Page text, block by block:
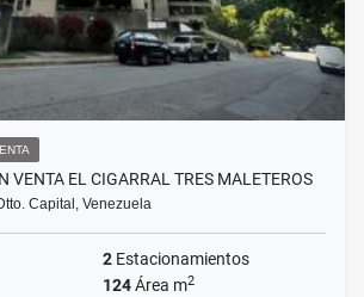
VENTA EL CIGARRAL TRES MALETEROS
Capital, Venezuela
2 Estacionamientos
124Área m2